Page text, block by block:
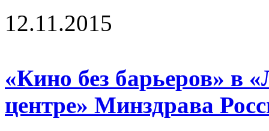
12.11.2015
«Кино без барьеров» в
центре» Минздрава